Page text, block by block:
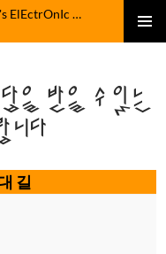
ⓒ금누리번개날터.昆奴力電慈空場.gumnuri's ElEctrOnIc fActOrY
받을 수 있는
니다
길